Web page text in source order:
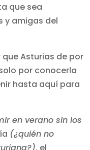
que sea
y amigas del
Asturias de por
por conocerla
hasta aquí para
en verano sin los
(¿quién no
, el